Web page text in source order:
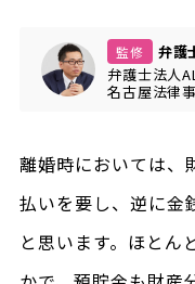
監修
弁護
弁護士法人
名古屋法律
離婚時においては、
払いを要し、逆に金
と思います。ほとん